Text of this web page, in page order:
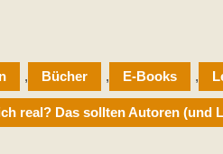
, Bücher , E-Books ,
real? Das sollten Autoren (und